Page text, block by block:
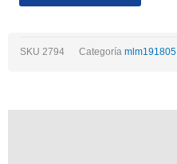
Nissan
12v
SKU 2794 Categoría mlm191805